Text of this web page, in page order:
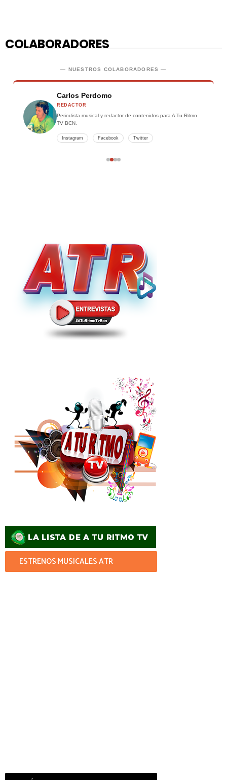
COLABORADORES
— NUESTROS COLABORADORES —
Carlos Perdomo
REDACTOR
Periodista musical y redactor de contenidos para A Tu Ritmo
TV BCN.
Instagram Facebook Twitter
ESTRENOS MUSICALES ATR